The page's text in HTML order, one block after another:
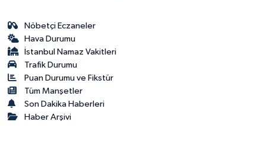
Nöbetçi Eczaneler
Hava Durumu
İstanbul Namaz Vakitleri
Trafik Durumu
Puan Durumu ve Fikstür
Tüm Manşetler
Son Dakika Haberleri
Haber Arşivi